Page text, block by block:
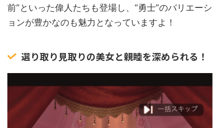
前”といった偉人たちも登場し、“勇士”のバリエーシ
ョンが豊かなのも魅力となっていますよ！
選り取り見取りの美女と親睦を深められる！